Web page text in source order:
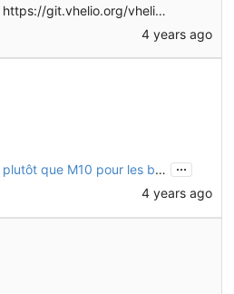
https://git.vhelio.org/vhelio/vheliotech-freecad
4 years ago
Utilisation de boulons M8 plutôt que M10 pour les biellettes
...
4 years ago